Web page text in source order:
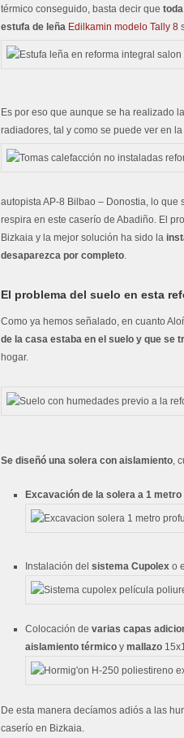
térmico conseguido, basta decir que
estufa de leña Edilkamin modelo Tally 8
Es por eso que aunque se ha realizado
radiadores, tal y como se puede ver en
autopista AP-8 Bilbao – Donostia, lo
respira en este caserío de Abadiño. El
Bizkaia y la mejor solución ha sido la
desaparezca por completo
El problema del suelo en esta
Como ya hemos señalado, en cuanto
de la casa estaba en el suelo y que se
hogar.
Se diseñó una solera con aislamiento,
Excavación de la solera a 1 metro
Instalación del sistema Cupolex o
Colocación de varias capas
aislamiento térmico y mallazo
De esta manera decíamos adiós a las
caserío en Bizkaia.